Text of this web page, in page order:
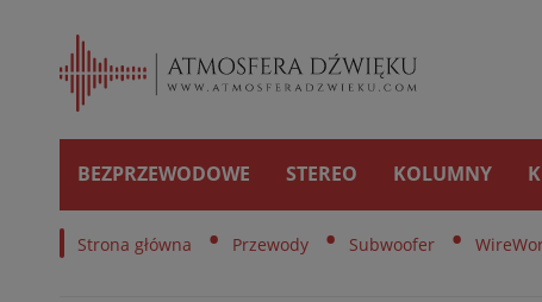
BEZPRZEWODOWE STEREO KOLUMNY
Strona główna • Przewody • Subwoofer •